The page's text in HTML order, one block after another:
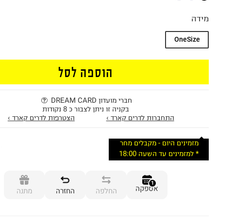
מידה
OneSize
הוספה לסל
חברי מועדון DREAM CARD
בקניה זו ניתן לצבור כ 8 נקודות
התחברות לדרים קארד ›
הצטרפות לדרים קארד ›
מזמינים היום - מקבלים מחר
* למזמינים עד השעה 18:00
1
אספקה החלפה החזרה מתנה